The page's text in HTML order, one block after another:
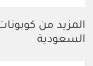
المزيد من
السعودية